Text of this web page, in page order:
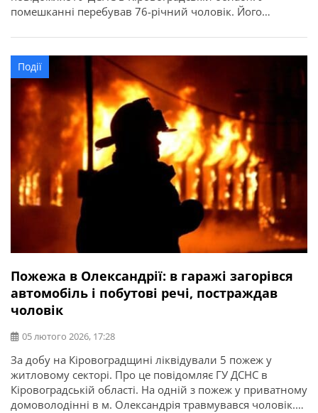
помешканні перебував 76-річний чоловік. Його
щастя, він не зазнав травм і після огляду медиків від
госпіталізації відмовився. Пожежу оперативно
ліквідували. Наразі її причину встановлюють фахівці.
Події
Пожежа в Олександрії: в гаражі загорівся
автомобіль і побутові речі, постраждав
чоловік
05 лютого 2026, 17:28
За добу на Кіровоградщині ліквідували 5 пожеж у
житловому секторі. Про це повідомляє ГУ ДСНС в
Кіровоградській області. На одній з пожеж у приватному
домоволодінні в м. Олександрія травмувався чоловік.